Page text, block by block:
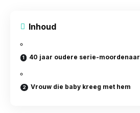
Inhoud
40 jaar oudere serie-moordenaar
Vrouw die baby kreeg met hem